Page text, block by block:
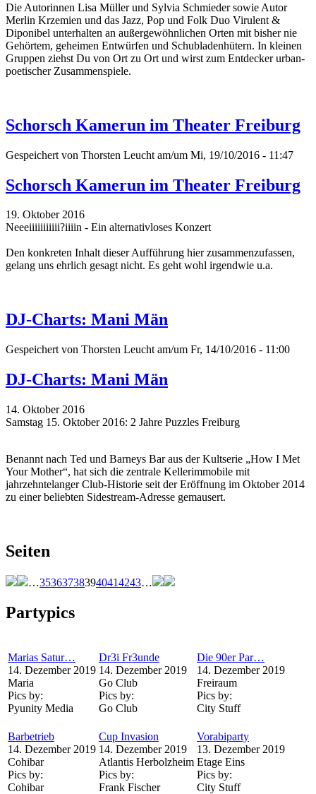
Die Autorinnen Lisa Müller und Sylvia Schmieder sowie Autor
Merlin Krzemien und das Jazz, Pop und Folk Duo Virulent &
Diponibel unterhalten an außergewöhnlichen Orten mit bisher nie
Gehörtem, geheimen Entwürfen und Schubladenhütern. In kleinen
Gruppen ziehst Du von Ort zu Ort und wirst zum Entdecker urban-
poetischer Zusammenspiele.
Schorsch Kamerun im Theater Freiburg
Gespeichert von Thorsten Leucht am/um Mi, 19/10/2016 - 11:47
Schorsch Kamerun im Theater Freiburg
19. Oktober 2016
Neeeiiiiiiiiiii?iiiin - Ein alternativloses Konzert
Den konkreten Inhalt dieser Aufführung hier zusammenzufassen,
gelang uns ehrlich gesagt nicht. Es geht wohl irgendwie u.a.
DJ-Charts: Mani Män
Gespeichert von Thorsten Leucht am/um Fr, 14/10/2016 - 11:00
DJ-Charts: Mani Män
14. Oktober 2016
Samstag 15. Oktober 2016: 2 Jahre Puzzles Freiburg
Benannt nach Ted und Barneys Bar aus der Kultserie „How I Met
Your Mother“, hat sich die zentrale Kellerimmobile mit
jahrzehntelanger Club-Historie seit der Eröffnung im Oktober 2014
zu einer beliebten Sidestream-Adresse gemausert.
Seiten
…353637383940414243…
Partypics
Marias Satur…
14. Dezember 2019
Maria
Pics by:
Pyunity Media
Dr3i Fr3unde
14. Dezember 2019
Go Club
Pics by:
Go Club
Die 90er Par…
14. Dezember 2019
Freiraum
Pics by:
City Stuff
Barbetrieb
14. Dezember 2019
Cohibar
Pics by:
Cohibar
Cup Invasion
14. Dezember 2019
Atlantis Herbolzheim
Pics by:
Frank Fischer
Vorabiparty
13. Dezember 2019
Etage Eins
Pics by:
City Stuff